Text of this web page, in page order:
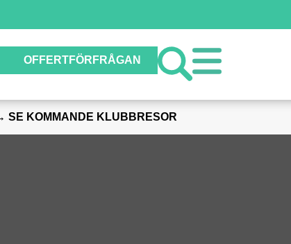
OFFERTFÖRFRÅGAN
SE KOMMANDE KLUBBRESOR